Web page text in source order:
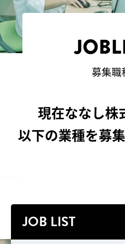
募集職
現在ななし株
以下の業種を募
JOB LIST